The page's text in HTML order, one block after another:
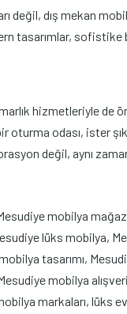
değil, dış mekan
sofistike
hizmetleriyle
odası, ister
değil, aynı
mobilya
lüks mobilya,
tasarımı,
mobilya
markaları, lüks